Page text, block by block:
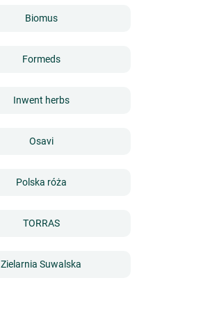
Biomus
Formeds
Inwent herbs
Osavi
Polska róża
TORRAS
Zielarnia Suwalska